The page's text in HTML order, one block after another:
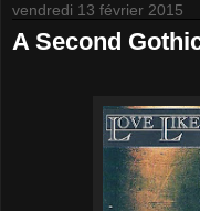
vendredi 13 février 2015
A Second